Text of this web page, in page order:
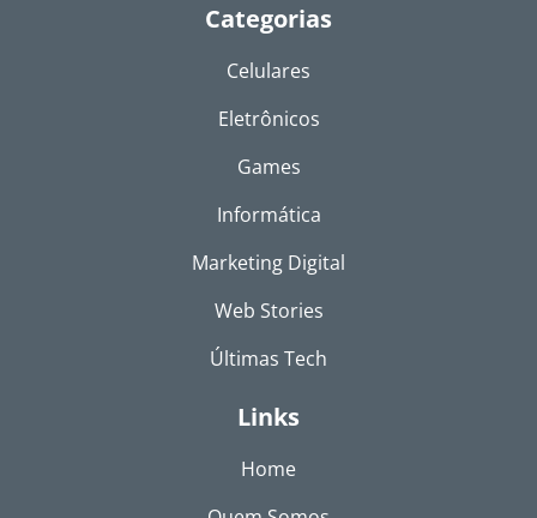
Categorias
Celulares
Eletrônicos
Games
Informática
Marketing Digital
Web Stories
Últimas Tech
Links
Home